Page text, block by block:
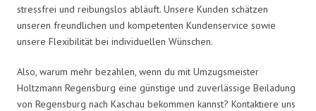
stressfrei und reibungslos abläuft. Unsere Kunden schätzen
unseren freundlichen und kompetenten Kundenservice sowie
unsere Flexibilität bei individuellen Wünschen.
Also, warum mehr bezahlen, wenn du mit Umzugsmeister
Holtzmann Regensburg eine günstige und zuverlässige Beiladung
von Regensburg nach Kaschau bekommen kannst? Kontaktiere uns